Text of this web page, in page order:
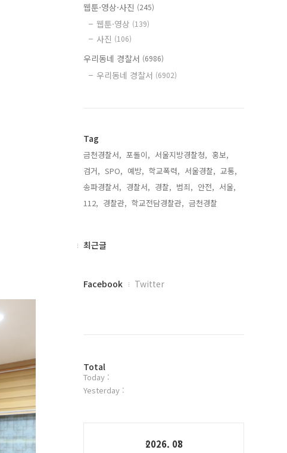
웹툰·영상·사진 (245)
웹툰·영상 (139)
사진 (106)
우리동네 경찰서 (6986)
우리동네 경찰서 (6902)
Tag
금천경찰서, 포돌이, 서울지방경찰청, 홍보,
검거, SPO, 예방, 학교폭력, 서울경찰, 교통,
송파경찰서, 경찰서, 경찰, 범죄, 안전, 서울,
112, 경찰관, 학교전담경찰관, 금천경찰,
최
최근글
페
플
러
그
Facebook Twitter
방
문
자
Total
Today :
Yesterday :
2026. 08